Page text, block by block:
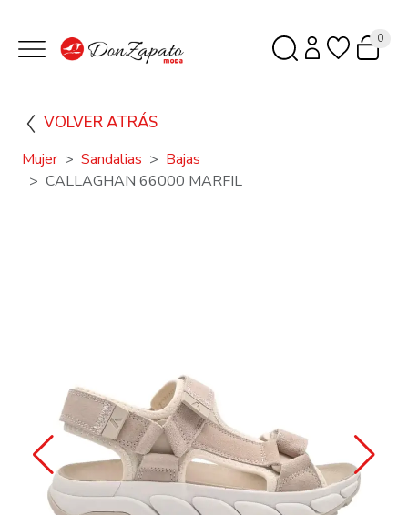
0
VOLVER ATRÁS
Mujer Sandalias
Bajas
CALLAGHAN 66000 MARFIL